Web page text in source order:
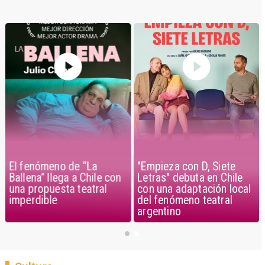
El fenómeno de “La
Ballena” llega a Chile con
una propuesta teatral
imperdible
"Empieza con D, Siete
Letras" debuta en Chile
con una adaptación local
del fenómeno teatral
argentino